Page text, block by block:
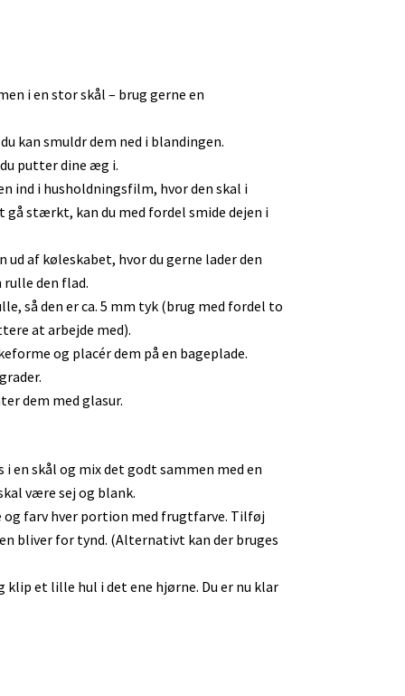
i en stor skål – brug gerne en
kan smuldr dem ned i blandingen.
putter dine æg i.
ind i husholdningsfilm, hvor den skal i
stærkt, kan du med fordel smide dejen i
ud af køleskabet, hvor du gerne lader den
den flad.
så den er ca. 5 mm tyk (brug med fordel to
at arbejde med).
og placér dem på en bageplade.
dem med glasur.
en skål og mix det godt sammen med en
være sej og blank.
og farv hver portion med frugtfarve. Tilføj
bliver for tynd. (Alternativt kan der bruges
klip et lille hul i det ene hjørne. Du er nu klar